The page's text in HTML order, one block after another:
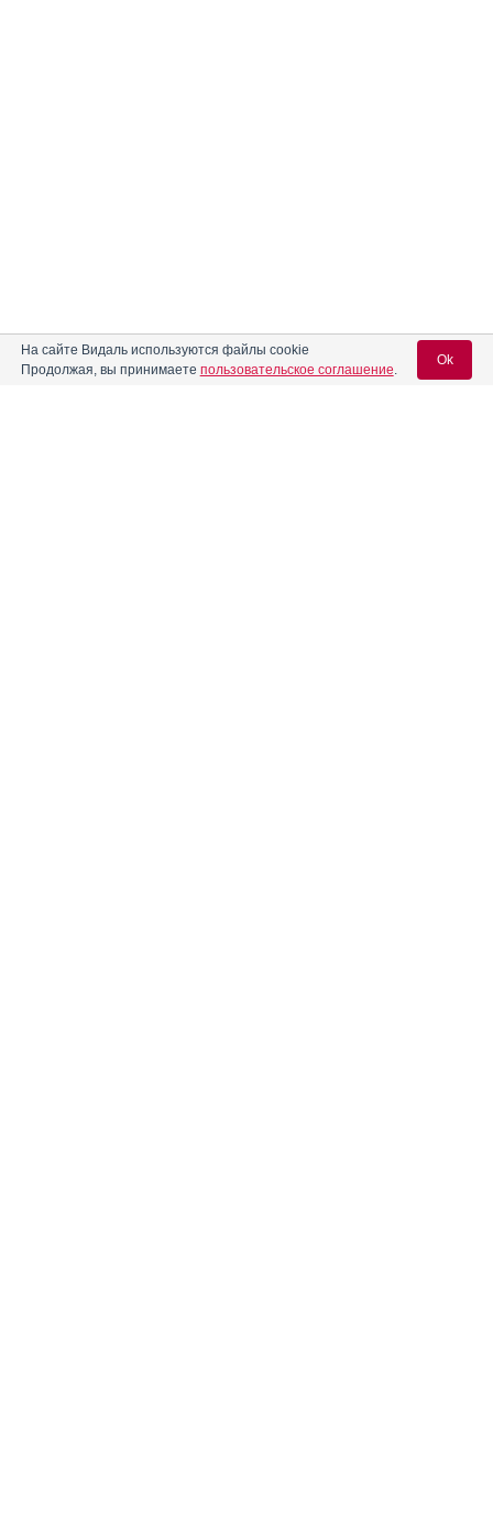
На сайте Видаль используются файлы cookie
Продолжая, вы принимаете пользовательское соглашение.
Ok